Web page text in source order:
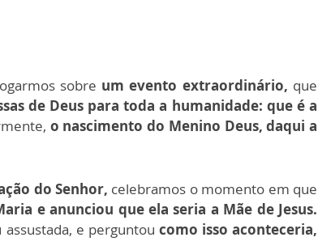
sobre um evento extraordinário, que
de Deus para toda a humanidade: que é a
o nascimento do Menino Deus, daqui a
do Senhor, celebramos o momento em que
e anunciou que ela seria a Mãe de Jesus.
e perguntou como isso aconteceria,